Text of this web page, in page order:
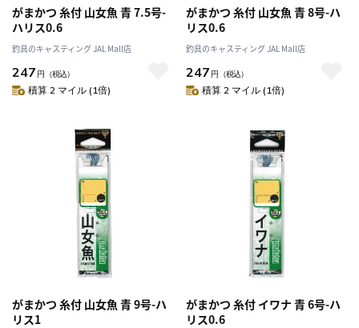
がまかつ 糸付 山女魚 青 7.5号-
ハリス0.6
釣具のキャスティング JAL Mall店
247 円 （税込）
積算 2 マイル (1倍)
がまかつ 糸付 山女魚 青 8号-ハ
リス0.6
釣具のキャスティング JAL Mall店
247 円 （税込）
積算 2 マイル (1倍)
がまかつ 糸付 山女魚 青 9号-ハ
リス1
がまかつ 糸付 イワナ 青 6号-ハ
リス0.6